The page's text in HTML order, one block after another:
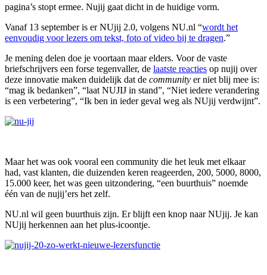
pagina’s stopt ermee. Nujij gaat dicht in de huidige vorm.
Vanaf 13 september is er NUjij 2.0, volgens NU.nl “wordt het
eenvoudig voor lezers om tekst, foto of video bij te dragen.”
Je mening delen doe je voortaan maar elders. Voor de vaste
briefschrijvers een forse tegenvaller, de laatste reacties op nujij over
deze innovatie maken duidelijk dat de community er niet blij mee is:
“mag ik bedanken”, “laat NUJIJ in stand”, “Niet iedere verandering
is een verbetering”, “Ik ben in ieder geval weg als NUjij verdwijnt”.
Maar het was ook vooral een community die het leuk met elkaar
had, vast klanten, die duizenden keren reageerden, 200, 5000, 8000,
15.000 keer, het was geen uitzondering, “een buurthuis” noemde
één van de nujij’ers het zelf.
NU.nl wil geen buurthuis zijn. Er blijft een knop naar NUjij. Je kan
NUjij herkennen aan het plus-icoontje.